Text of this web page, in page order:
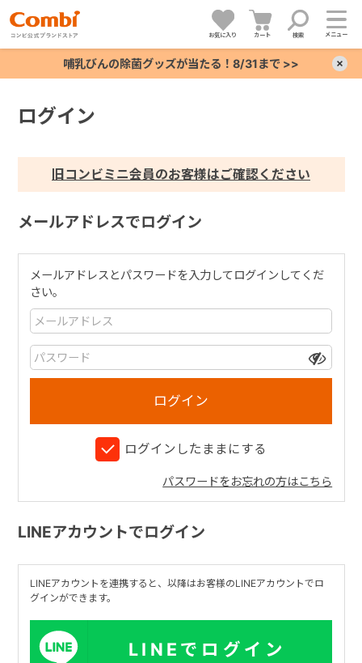
お気に入り カート 検索 メニュー
哺乳びんの除菌グッズが当たる！8/31まで >>
ログイン
旧コンビミニ会員のお客様はご確認ください
メールアドレスでログイン
メールアドレスとパスワードを入力してログインしてくだ
さい。
ログインしたままにする
パスワードをお忘れの方はこちら
LINEアカウントでログイン
LINEアカウントを連携すると、以降はお客様のLINEアカウントでロ
グインができます。
LINEでログイン